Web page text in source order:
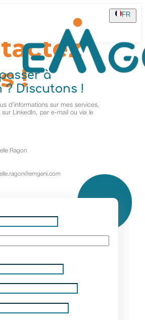
FR
!
à
? Discutons !
d’informations sur mes services,
LinkedIn, par e-mail ou via le
Ragon